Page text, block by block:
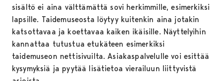
sisältö ei aina välttämättä sovi herkimmille, esimerkiksi
lapsille. Taidemuseosta löytyy kuitenkin aina jotakin
katsottavaa ja koettavaa kaiken ikäisille. Näyttelyihin
kannattaa tutustua etukäteen esimerkiksi
taidemuseon nettisivuilta. Asiakaspalvelulle voi esittää
kysymyksiä ja pyytää lisätietoa vierailuun liittyvistä